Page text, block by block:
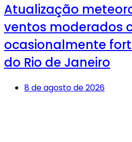
Atualização
ventos moderados
ocasionalmente
do Rio de Janeiro
8 de agosto de 2026